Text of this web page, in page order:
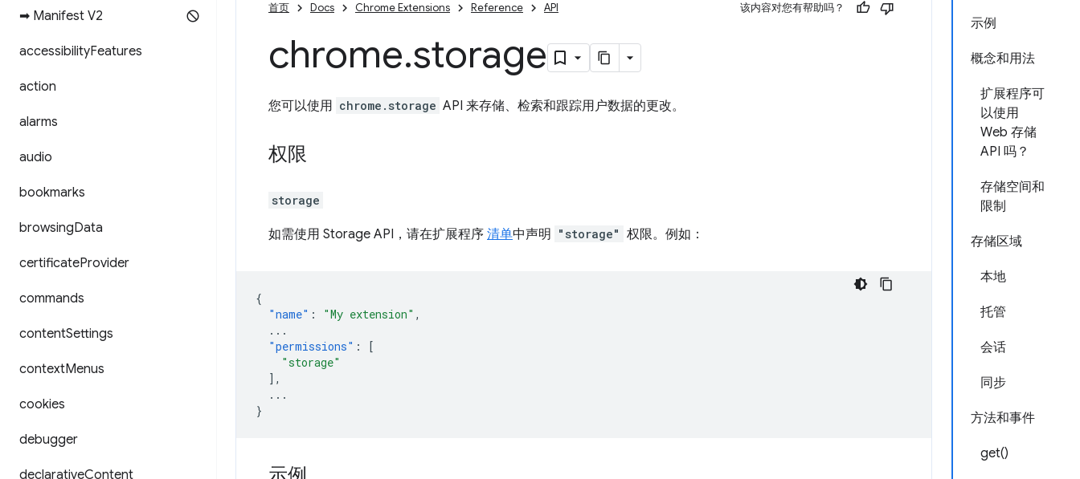
➡ Manifest V2
accessibilityFeatures
action
alarms
audio
bookmarks
browsingData
certificateProvider
commands
contentSettings
contextMenus
cookies
debugger
declarativeContent
示例
概念和用法
扩展程序可
以使用
Web 存储
API 吗？
存储空间和
限制
存储区域
本地
托管
会话
同步
方法和事件
get()
首页 Docs Chrome Extensions Reference API 该内容对您有帮助吗？
chrome.storage
您可以使用 chrome.storage API 来存储、检索和跟踪用户数据的更改。
权限
storage
如需使用 Storage API，请在扩展程序 清单中声明 "storage" 权限。例如：
{
"name" : "My extension" ,
...
"permissions" :
[
"storage"
],
...
}